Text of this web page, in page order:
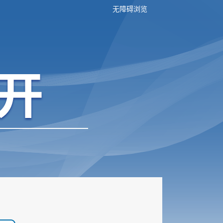
无障碍浏览